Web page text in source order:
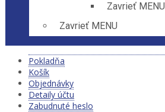
Zavrieť MENU
Zavrieť MENU
Pokladňa
Košík
Objednávky
Detaily účtu
Zabudnuté heslo